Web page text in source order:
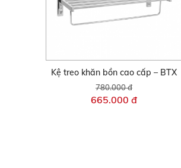
Kệ treo khăn bồn cao cấp – BTX
780.000 đ
665.000 đ